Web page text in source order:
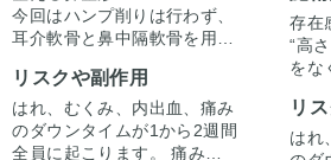
今回はハンプ削りは行わず、
耳介軟骨と鼻中隔軟骨を用い
から高さを出し垂れ鼻感も改
善させています。
自然な高さで鼻先の向きを変
え整えています。
リスクや副作用
はれ、むくみ、内出血、痛み
のダウンタイムが1から2週間
全員に起こります。 痛みは3
存在
“高
をな
長で
ハン
リ
はれ